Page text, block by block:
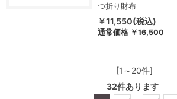
つ折り財布
￥11,550(税込)
通常価格￥16,500
[1～20件]
32件あります